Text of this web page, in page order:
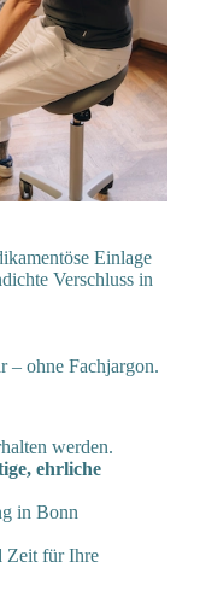
Einlage
Verschluss in
– ohne Fachjargon.
werden.
ehrliche
in Bonn
Zeit für Ihre